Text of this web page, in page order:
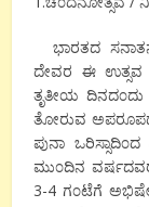
ಭಾರತದ
ದೇವರ ಈ ಉತ್ಸವ
ತೃತೀಯ
ತೋರುವ
ಪುನಾ
ಮು೦ದಿನ
3-4 ಗ೦ಟೆಗೆ